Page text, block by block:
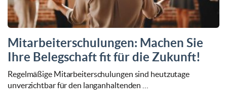
Mitarbeiterschulungen: Machen Sie
Ihre Belegschaft fit für die Zukunft!
Regelmäßige Mitarbeiterschulungen sind heutzutage
unverzichtbar für den langanhaltenden …